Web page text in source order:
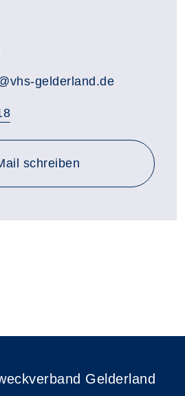
gelderland.de
schreiben
Gelderland